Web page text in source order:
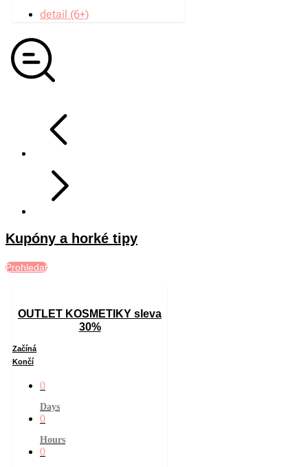
detail (6+)
Kupóny a horké tipy
Prohledat
OUTLET KOSMETIKY sleva
30%
Začíná
Končí
0
Days
0
Hours
0